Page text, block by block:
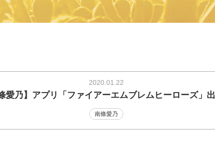
2020.01.22
愛乃】アプリ「ファイアーエムブレムヒーローズ」
南條愛乃